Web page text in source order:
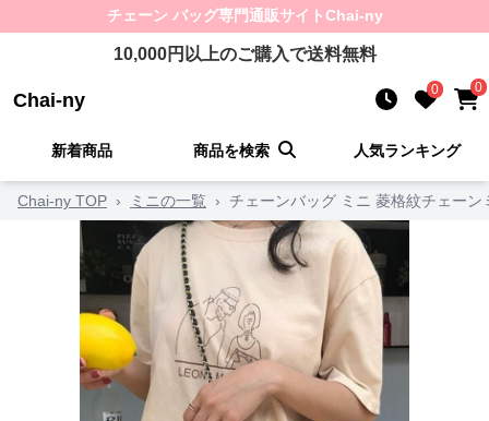
チェーン バッグ専門通販サイトChai-ny
10,000円以上のご購入で送料無料
Chai-ny 0 0
新着商品 商品を検索 人気ランキング
Chai-ny TOP › ミニの一覧 › チェーンバッグ ミニ 菱格紋チェーン